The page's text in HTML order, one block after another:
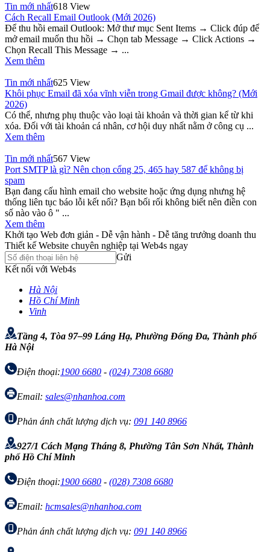
Tin mới nhất618 View
Cách Recall Email Outlook (Mới 2026)
Để thu hồi email Outlook: Mở thư mục Sent Items → Click đúp để
mở email muốn thu hồi → Chọn tab Message → Click Actions →
Chọn Recall This Message → ...
Xem thêm
Tin mới nhất625 View
Khôi phục Email đã xóa vĩnh viễn trong Gmail được không? (Mới
2026)
Có thể, nhưng phụ thuộc vào loại tài khoản và thời gian kể từ khi
xóa. Đối với tài khoản cá nhân, cơ hội duy nhất nằm ở công cụ ...
Xem thêm
Tin mới nhất567 View
Port SMTP là gì? Nên chọn cổng 25, 465 hay 587 để không bị
spam
Bạn đang cấu hình email cho website hoặc ứng dụng nhưng hệ
thống liên tục báo lỗi kết nối? Bạn bối rối không biết nên điền con
số nào vào ô " ...
Xem thêm
Khởi tạo Web đơn giản - Dễ vận hành - Dễ tăng trưởng doanh thu
Thiết kế Website chuyên nghiệp tại Web4s ngay
Gửi
Kết nối với Web4s
Hà Nội
Hồ Chí Minh
Vinh
Tầng 4, Tòa 97–99 Láng Hạ, Phường Đống Đa, Thành phố
Hà Nội
Điện thoại:1900 6680 - (024) 7308 6680
Email: sales@nhanhoa.com
Phản ánh chất lượng dịch vụ: 091 140 8966
927/1 Cách Mạng Tháng 8, Phường Tân Sơn Nhất, Thành
phố Hồ Chí Minh
Điện thoại:1900 6680 - (028) 7308 6680
Email: hcmsales@nhanhoa.com
Phản ánh chất lượng dịch vụ: 091 140 8966